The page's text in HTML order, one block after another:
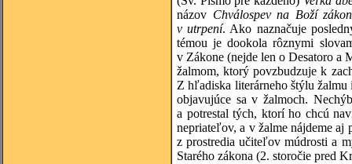
názov Chválospev na Boží
v utrpení. Ako naznačuje
témou je dookola rôznymi
v Zákone (nejde len o Desatoro a
žalmom, ktorý povzbudzuje k
Z hľadiska literárneho štýlu
objavujúce sa v žalmoch.
a potrestal tých, ktorí ho chcú
nepriateľov, a v žalme nájdeme aj
z prostredia učiteľov múdrosti a
Starého zákona (2. storočie pred